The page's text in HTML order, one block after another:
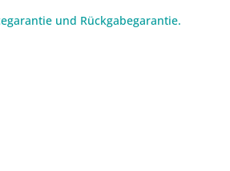
und Rückgabegarantie.